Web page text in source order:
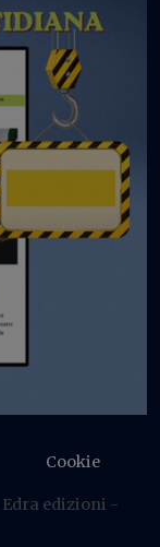
Cookie
edizioni -